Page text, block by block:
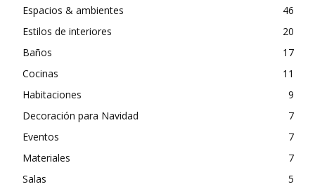
Espacios & ambientes
46
Estilos de interiores
20
Baños
17
Cocinas
11
Habitaciones
9
Decoración para Navidad
7
Eventos
7
Materiales
7
Salas
5